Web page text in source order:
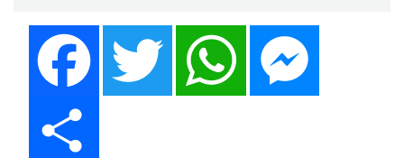
Twitter WhatsApp